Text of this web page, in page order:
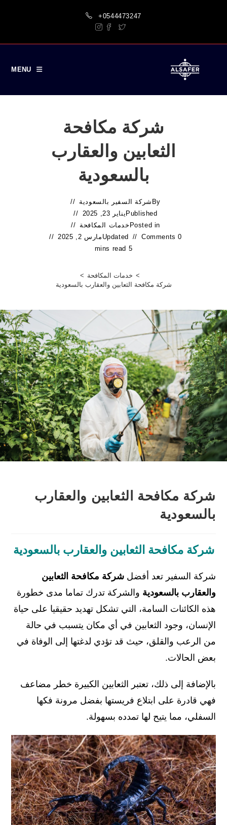
+0544473247
MENU
شركة مكافحة
الثعابين والعقارب
بالسعودية
By شركة السفير بالسعودية
Published يناير 23, 2025
Posted in خدمات المكافحة
0 Comments
Updated مارس 2, 2025
5 mins read
> خدمات المكافحة >
شركة مكافحة الثعابين والعقارب بالسعودية
شركة مكافحة الثعابين والعقارب
بالسعودية
شركة مكافحة الثعابين والعقارب بالسعودية
شركة السفير تعد أفضلشركة مكافحة الثعابين
والعقارب بالسعودية والشركة تدرك تماما مدى خطورة
هذه الكائنات السامة، التي تشكل تهديد حقيقيا على حياة
الإنسان، وجود الثعابين في أي مكان يتسبب في حالة
من الرعب والقلق، حيث قد تؤدي لدغتها إلى الوفاة في
بعض الحالات.
بالإضافة إلى ذلك، تعتبر الثعابين الكبيرة خطر مضاعف
فهي قادرة على ابتلاع فريستها بفضل مرونة فكها
السفلي، مما يتيح لها تمدده بسهولة.